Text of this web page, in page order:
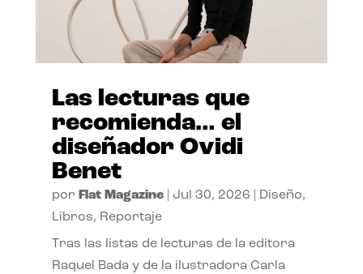
Las lecturas que
recomienda… el
diseñador Ovidi
Benet
por Flat Magazine| Jul 30, 2026 Diseño,
Libros, Reportaje
Tras las listas de lecturas de la editora
Raquel Bada y de la ilustradora Carla